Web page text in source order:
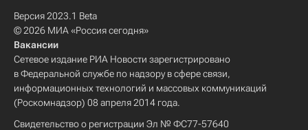
Версия 2023.1 Beta
© 2026 МИА «Россия сегодня»
Вакансии
Сетевое издание РИА Новости зарегистрировано
в Федеральной службе по надзору в сфере связи,
информационных технологий и массовых коммуникаций
(Роскомнадзор) 08 апреля 2014 года.
Свидетельство о регистрации Эл № ФС77-57640